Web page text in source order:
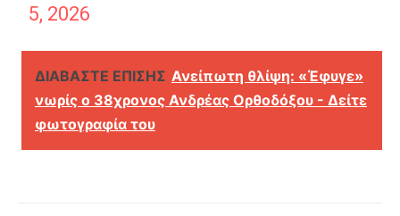
5, 2026
ΔΙΑΒΑΣΤΕ ΕΠΙΣΗΣ Ανείπωτη θλίψη: «Έφυγε»
νωρίς ο 38χρονος Ανδρέας Ορθοδόξου - Δείτε
φωτογραφία του